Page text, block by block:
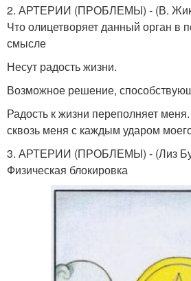
2. АРТЕРИИ (ПРОБЛЕМЫ) - (В.
Что олицетворяет данный орган в
смысле
Несут радость жизни.
Возможное решение,
Радость к жизни переполняет
сквозь меня с каждым ударом
3. АРТЕРИИ (ПРОБЛЕМЫ) - (Лиз
Физическая блокировка